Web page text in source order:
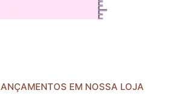
EM NOSSA LOJA